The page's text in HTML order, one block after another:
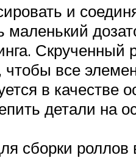
и
маленький
Скрученный
все
в
детали на
сборки